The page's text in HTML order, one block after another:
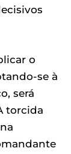
o
se à
será
torcida